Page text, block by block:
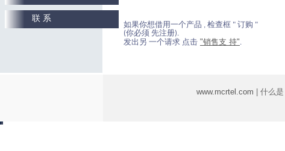
如果你想借用一个产品 , 检查框 " 订购 "
(你必须 先注册).
发出另 一个请求 点击 "销售支 持".
www.mcrtel.com | 什么是
联 系